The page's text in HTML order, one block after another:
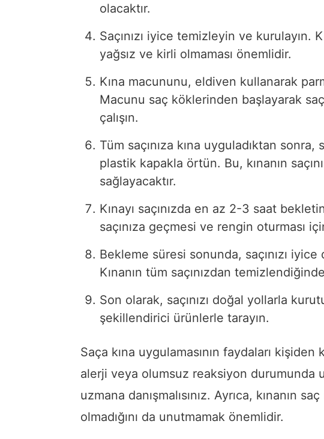
olacaktır.
Saçınızı iyice temizleyin ve kurulayın.
yağsız ve kirli olmaması önemlidir.
Kına macununu, eldiven kullanarak
Macunu saç köklerinden başlayarak
çalışın.
Tüm saçınıza kına uyguladıktan sonra,
plastik kapakla örtün. Bu, kınanın
sağlayacaktır.
Kınayı saçınızda en az 2-3 saat
saçınıza geçmesi ve rengin oturması
Bekleme süresi sonunda, saçınızı iyice
Kınanın tüm saçınızdan
Son olarak, saçınızı doğal yollarla
şekillendirici ürünlerle tarayın.
Saça kına uygulamasının faydaları
alerji veya olumsuz reaksiyon durumunda
uzmana danışmalısınız. Ayrıca, kınanın
olmadığını da unutmamak önemlidir.